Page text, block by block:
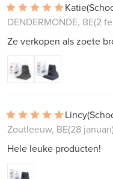
Katie
DENDERMONDE, BE(2
Ze verkopen als zoete
Lincy
Zoutleeuw, BE(28 januari)
Hele leuke producten!